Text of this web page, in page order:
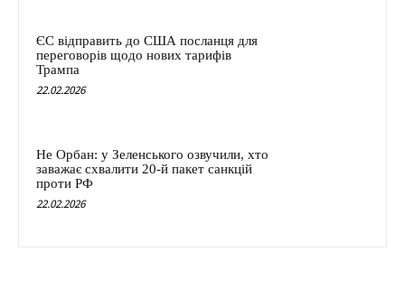
ЄС відправить до США посланця для
переговорів щодо нових тарифів
Трампа
22.02.2026
Не Орбан: у Зеленського озвучили, хто
заважає схвалити 20-й пакет санкцій
проти РФ
22.02.2026